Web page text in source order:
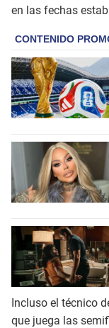
en las fechas
Incluso el técnico
que juega las